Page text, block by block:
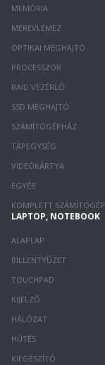
MEMÓRIA
MEREVLEMEZ
OPTIKAI MEGHAJTÓ
PROCESSZOR
RAID VEZÉRLŐ
SSD MEGHAJTÓ
SZÁMÍTÓGÉPHÁZ
TÁPEGYSÉG
VIDEÓKÁRTYA
EGYÉB
KOMPLETT SZÁMÍTÓGÉP
LAPTOP, NOTEBOOK
ALAPLAP
BILLENTYŰZET
TOUCHPAD
KIJELZŐ
HÁLÓZAT
HŰTÉS
KIEGÉSZÍTŐ